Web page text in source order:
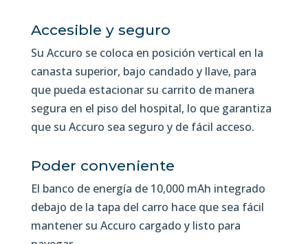
Accesible y seguro
Su Accuro se coloca en posición vertical en la
canasta superior, bajo candado y llave, para
que pueda estacionar su carrito de manera
segura en el piso del hospital, lo que garantiza
que su Accuro sea seguro y de fácil acceso.
Poder conveniente
El banco de energía de 10,000 mAh integrado
debajo de la tapa del carro hace que sea fácil
mantener su Accuro cargado y listo para